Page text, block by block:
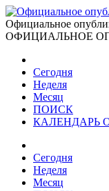
Официальное
ОФИЦИАЛЬНОЕ
Сегодня
Неделя
Месяц
ПОИСК
КАЛЕНДАРЬ
Сегодня
Неделя
Месяц